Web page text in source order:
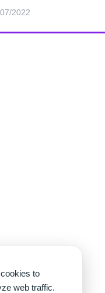
2022
to
web traffic.